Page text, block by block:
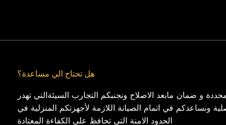
هل تحتاج الي مساعدة؟
و ضمان مابعد الاصلاح ونجنبكم التجارب السيئةالتي تهدر
ونساعدكم في اتمام الصيانة اللازمة لأجهزتكم المنزلية في
الحدود الامنة التي تحافظ علي الكفاءة المعتادة